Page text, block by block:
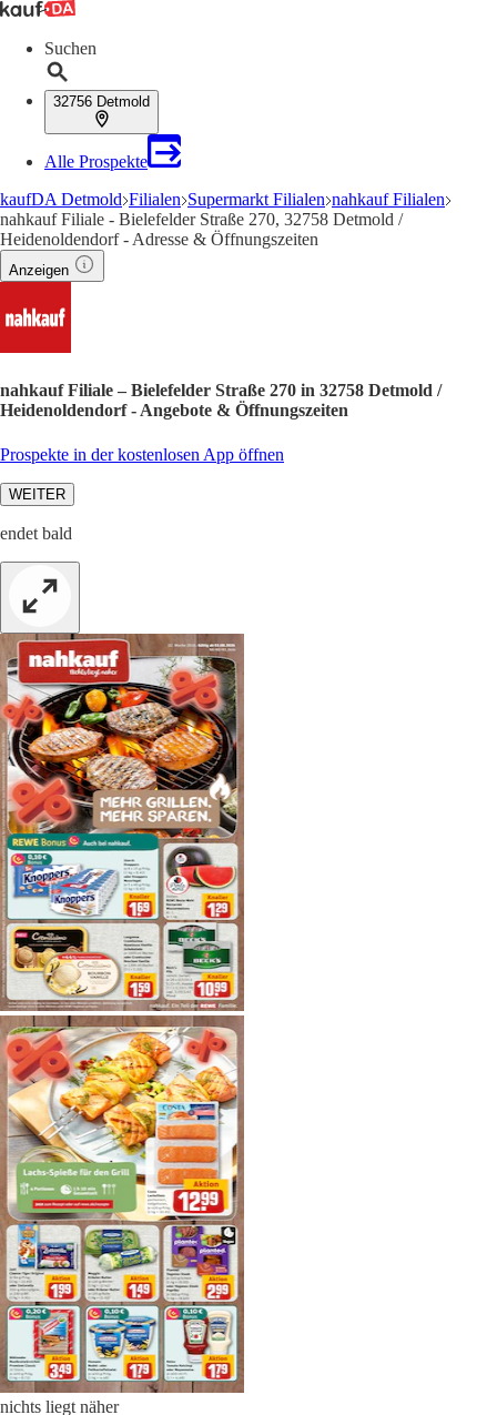
Suchen
32756 Detmold
Alle Prospekte
kaufDA Detmold Filialen Supermarkt Filialen nahkauf Filialen
nahkauf Filiale - Bielefelder Straße 270, 32758 Detmold /
Heidenoldendorf - Adresse & Öffnungszeiten
Anzeigen
nahkauf Filiale – Bielefelder Straße 270 in 32758 Detmold /
Heidenoldendorf - Angebote & Öffnungszeiten
Prospekte in der kostenlosen App öffnen
WEITER
endet bald
nichts liegt näher